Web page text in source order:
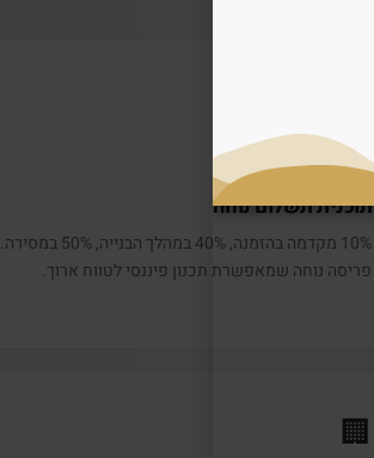
50/50
תוכנית תשלום נוחה
10% מקדמה בהזמנה, 40% במהלך הבנייה, 50% במסירה.
פריסה נוחה שמאפשרת תכנון פיננסי לטווח ארוך.
🏢